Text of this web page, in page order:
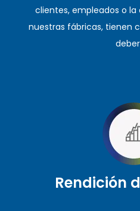
clientes, empleados o
nuestras fábricas, tienen
Rendición